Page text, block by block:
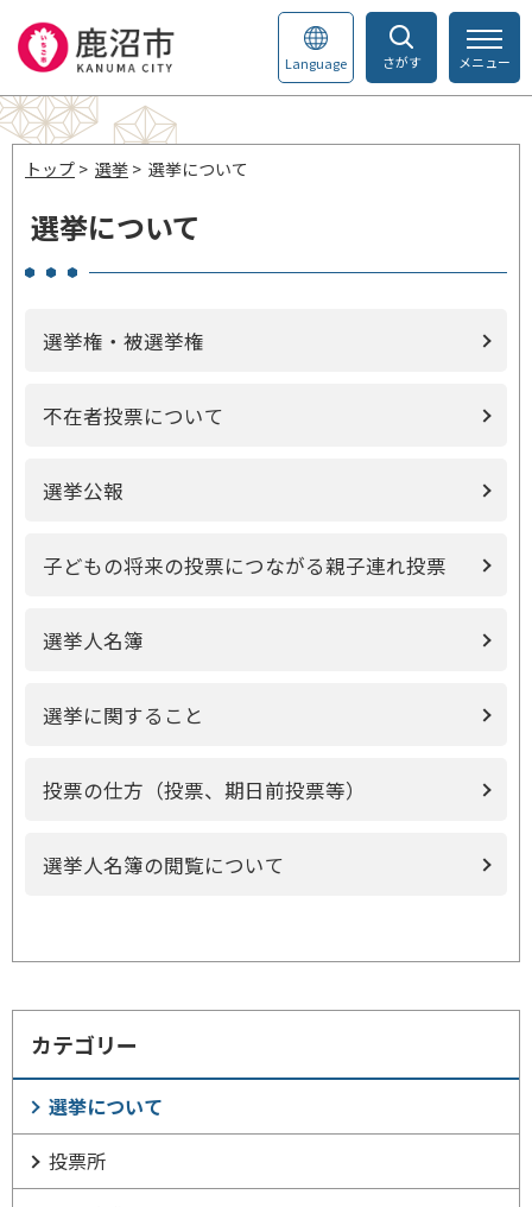
さがす
Language メニュー
トップ > 選挙 > 選挙について
選挙について
選挙権・被選挙権
不在者投票について
選挙公報
子どもの将来の投票につながる親子連れ投票
選挙人名簿
選挙に関すること
投票の仕方（投票、期日前投票等）
選挙人名簿の閲覧について
カテゴリー
選挙について
投票所